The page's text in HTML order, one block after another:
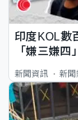
印度KOL數
「嫌三嫌
新聞資訊 新聞